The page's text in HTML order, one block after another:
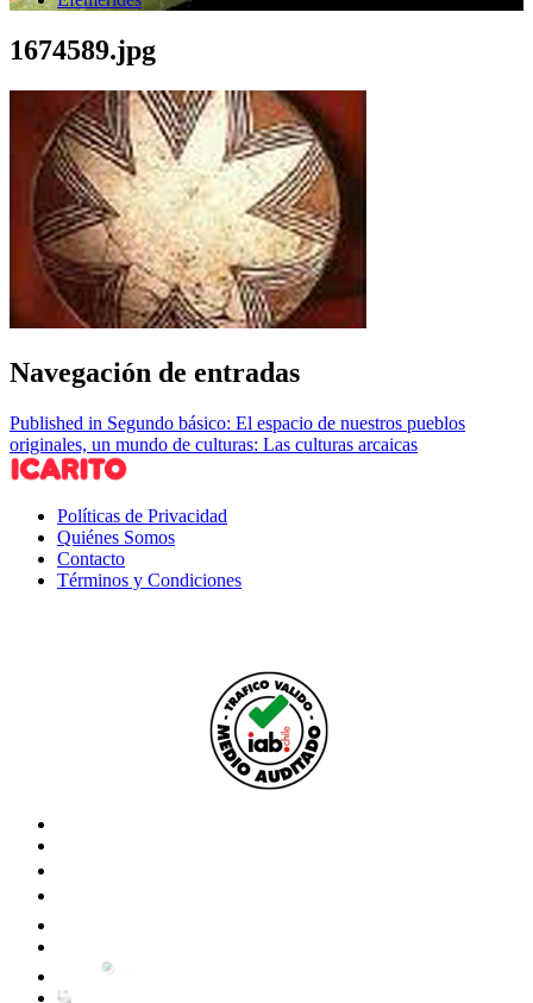
1674589.jpg
Navegación de entradas
Published in Segundo básico: El espacio de nuestros pueblos
originales, un mundo de culturas: Las culturas arcaicas
Políticas de Privacidad
Quiénes Somos
Contacto
Términos y Condiciones